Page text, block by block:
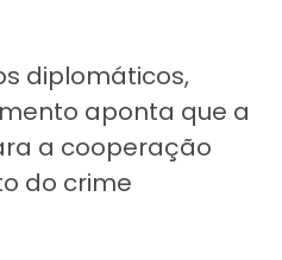
diplomáticos,
aponta que a
a cooperação
do crime